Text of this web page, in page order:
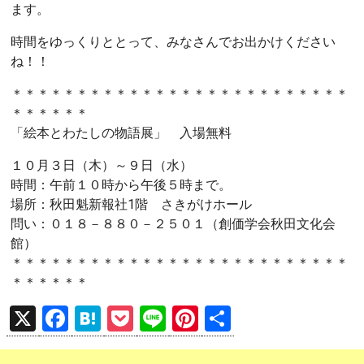
ます。
時間をゆっくりととって、みなさんでお出かけください
ね！！
＊＊＊＊＊＊＊＊＊＊＊＊＊＊＊＊＊＊＊＊＊＊＊＊＊＊
＊＊＊＊＊＊
「絵本とわたしの物語展」 入場無料
１０月３日（木）～９日（水）
時間：午前１０時から午後５時まで。
場所：秋田魁新報社1階 さきがけホール
問い：０１８－８８０－２５０１（創価学会秋田文化会
館）
＊＊＊＊＊＊＊＊＊＊＊＊＊＊＊＊＊＊＊＊＊＊＊＊＊＊
＊＊＊＊＊＊
X
F
a
H
at
P
o
Li
n
Pi
nt 有